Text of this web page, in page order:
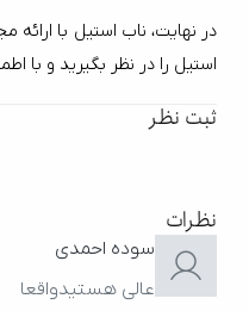
در نهایت، ناب استیل با ارائه مجموعه‌ای از قاشق و چنگال‌های باکیفیت مات و براق، شما را در داشتن یک میز غذاخوری شیک
استیل را در نظر بگیرید و با
ثبت نظر
نظرات
سوده احمدی
عالی هستیدواقعا